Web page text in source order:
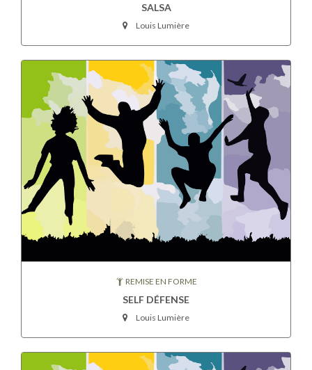
SALSA
Louis Lumière
REMISE EN FORME
SELF DÉFENSE
Louis Lumière